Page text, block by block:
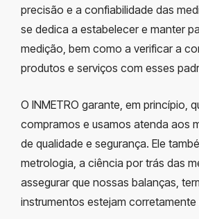
precisão e a confiabilidade das
se dedica a estabelecer e manter
medição, bem como a verificar a
produtos e serviços com esses
O INMETRO garante, em princípio,
compramos e usamos atenda aos
de qualidade e segurança. Ele
metrologia, a ciência por trás das
assegurar que nossas balanças,
instrumentos estejam corretamente